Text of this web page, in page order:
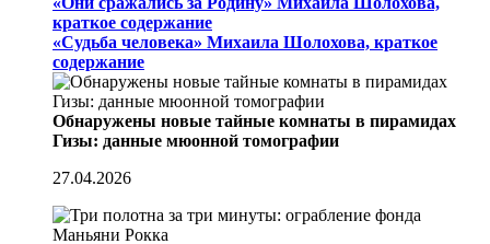
краткое содержание
«Судьба человека» Михаила Шолохова, краткое
содержание
Обнаружены новые тайные комнаты в пирамидах
Гизы: данные мюонной томографии
27.04.2026